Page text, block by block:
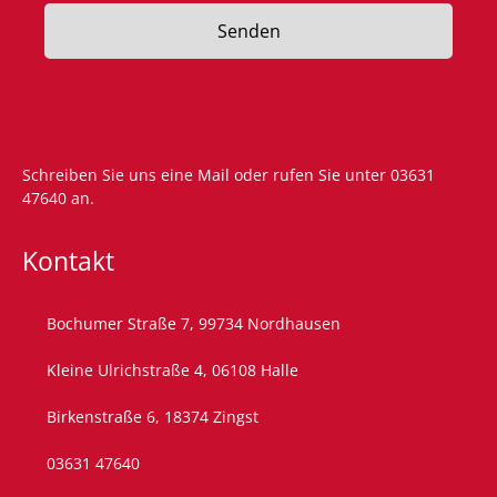
Senden
Schreiben Sie uns eine Mail oder rufen Sie unter 03631
47640 an.
Kontakt
Bochumer Straße 7, 99734 Nordhausen
Kleine Ulrichstraße 4, 06108 Halle
Birkenstraße 6, 18374 Zingst
03631 47640